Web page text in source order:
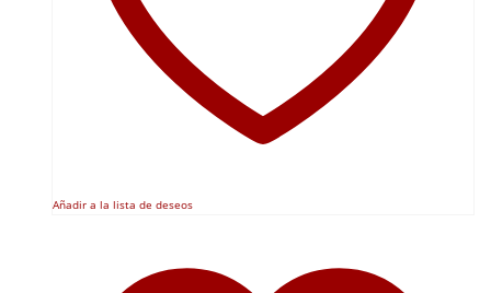
Añadir a la lista de deseos